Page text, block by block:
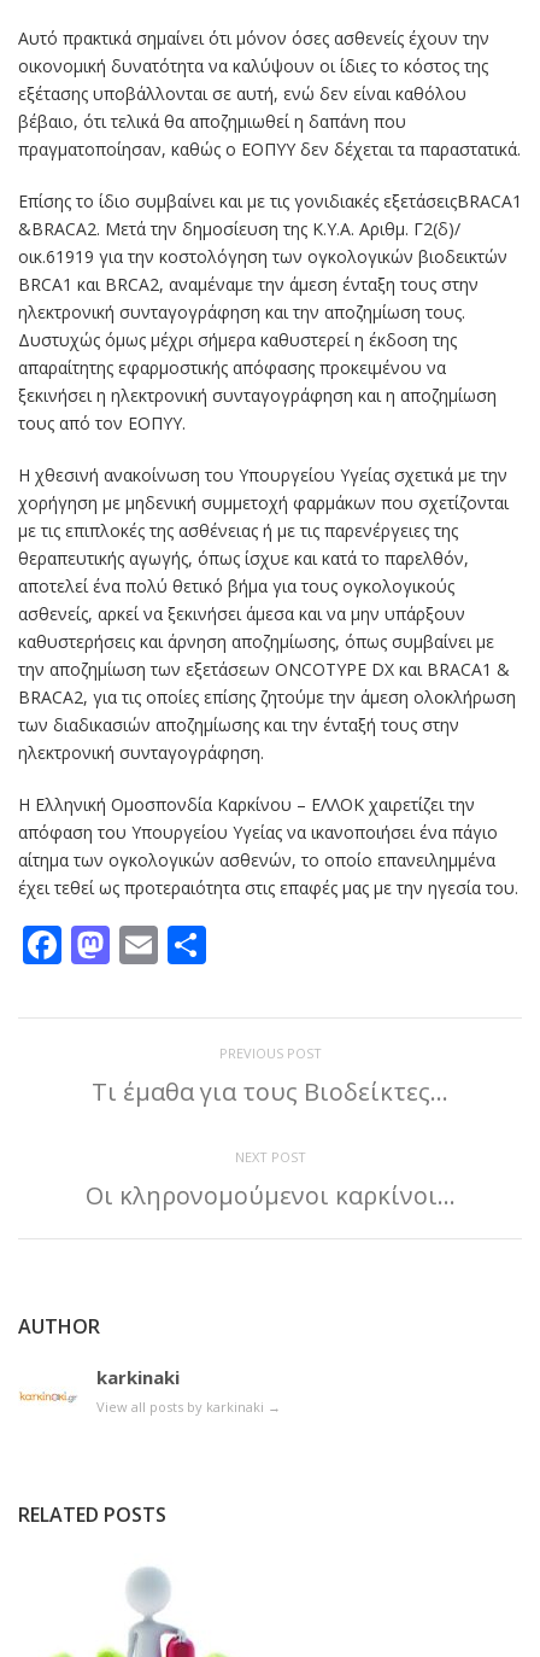
Αυτό πρακτικά σημαίνει ότι μόνον όσες ασθενείς έχουν την
οικονομική δυνατότητα να καλύψουν οι ίδιες το κόστος της
εξέτασης υποβάλλονται σε αυτή, ενώ δεν είναι καθόλου
βέβαιο, ότι τελικά θα αποζημιωθεί η δαπάνη που
πραγματοποίησαν, καθώς ο ΕΟΠΥΥ δεν δέχεται τα παραστατικά.
Επίσης το ίδιο συμβαίνει και με τις γονιδιακές εξετάσειςBRACA1
&BRACA2. Μετά την δημοσίευση της Κ.Υ.Α. Αριθμ. Γ2(δ)/
οικ.61919 για την κοστολόγηση των ογκολογικών βιοδεικτών
ΒRCA1 και ΒRCA2, αναμέναμε την άμεση ένταξη τους στην
ηλεκτρονική συνταγογράφηση και την αποζημίωση τους.
Δυστυχώς όμως μέχρι σήμερα καθυστερεί η έκδοση της
απαραίτητης εφαρμοστικής απόφασης προκειμένου να
ξεκινήσει η ηλεκτρονική συνταγογράφηση και η αποζημίωση
τους από τον ΕΟΠΥΥ.
Η χθεσινή ανακοίνωση του Υπουργείου Υγείας σχετικά με την
χορήγηση με μηδενική συμμετοχή φαρμάκων που σχετίζονται
με τις επιπλοκές της ασθένειας ή με τις παρενέργειες της
θεραπευτικής αγωγής, όπως ίσχυε και κατά το παρελθόν,
αποτελεί ένα πολύ θετικό βήμα για τους ογκολογικούς
ασθενείς, αρκεί να ξεκινήσει άμεσα και να μην υπάρξουν
καθυστερήσεις και άρνηση αποζημίωσης, όπως συμβαίνει με
την αποζημίωση των εξετάσεων ONCOTYPE DX και BRACA1 &
BRACA2, για τις οποίες επίσης ζητούμε την άμεση ολοκλήρωση
των διαδικασιών αποζημίωσης και την ένταξή τους στην
ηλεκτρονική συνταγογράφηση.
Η Ελληνική Ομοσπονδία Καρκίνου – ΕΛΛΟΚ χαιρετίζει την
απόφαση του Υπουργείου Υγείας να ικανοποιήσει ένα πάγιο
αίτημα των ογκολογικών ασθενών, το οποίο επανειλημμένα
έχει τεθεί ως προτεραιότητα στις επαφές μας με την ηγεσία του.
Facebook
Mastodon
Email
PREVIOUS POST
Τι έμαθα για τους Βιοδείκτες…
NEXT POST
Οι κληρονομούμενοι καρκίνοι…
AUTHOR
karkinaki
View all posts by karkinaki →
RELATED POSTS